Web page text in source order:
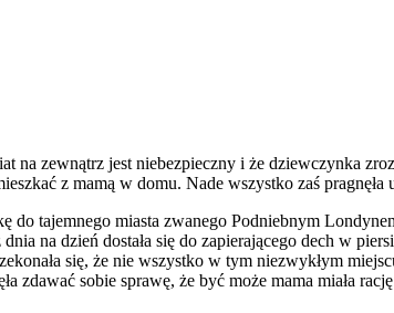
na zewnątrz jest niebezpieczny i że dziewczynka
z mamą w domu. Nade wszystko zaś pragnęła
do tajemnego miasta zwanego Podniebnym
na dzień dostała się do zapierającego dech w
się, że nie wszystko w tym niezwykłym
sobie sprawę, że być może mama miała